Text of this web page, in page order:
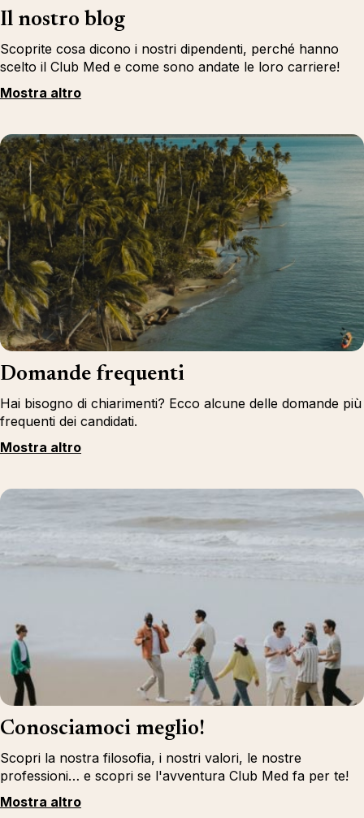
Il nostro blog
Scoprite cosa dicono i nostri dipendenti, perché hanno
scelto il Club Med e come sono andate le loro carriere!
Mostra altro
Domande frequenti
Hai bisogno di chiarimenti? Ecco alcune delle domande più
frequenti dei candidati.
Mostra altro
Conosciamoci meglio!
Scopri la nostra filosofia, i nostri valori, le nostre
professioni… e scopri se l'avventura Club Med fa per te!
Mostra altro